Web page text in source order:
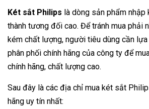
Két sắt Philips là dòng sản phẩm nhập
thành tương đối cao. Để tránh mua phải
kém chất lượng, người tiêu dùng cần
phân phối chính hãng của công ty để
chính hãng, chất lượng cao.
Sau đây là các địa chỉ mua két sắt
hãng uy tín nhất: